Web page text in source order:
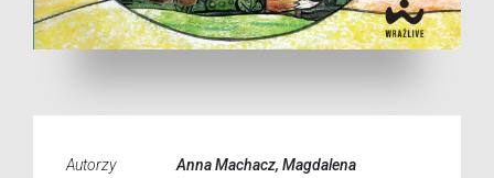
Autorzy
Anna Machacz, Magdalena